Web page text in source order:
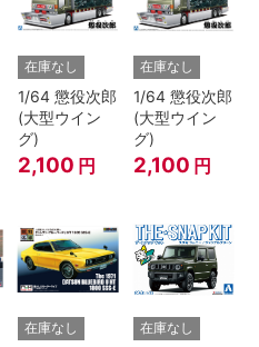
在庫なし
1/64 懲役次郎
(大型ウイン
グ)
2,100 円
在庫なし
1/64 懲役次郎
(大型ウイン
グ)
2,100 円
在庫なし 在庫なし